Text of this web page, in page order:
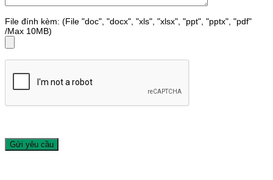
File đính kèm: (File "doc", "docx", "xls", "xlsx", "ppt", "pptx", "pdf"
/Max 10MB)